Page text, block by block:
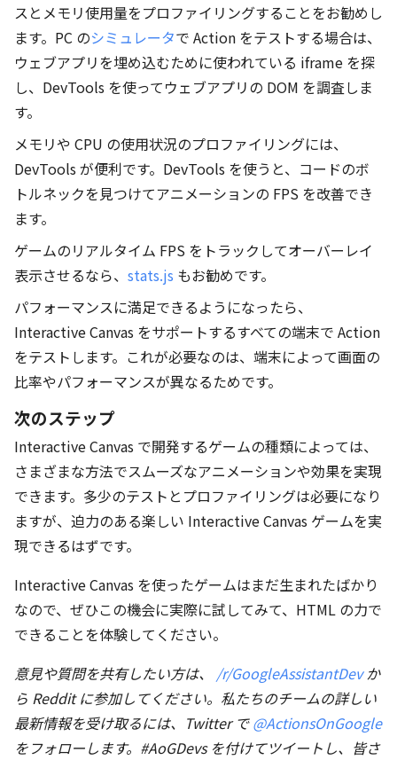
スとメモリ使用量をプロファイリングすることをお勧めし
ます。PC のシミュレータで Action をテストする場合は、
ウェブアプリを埋め込むために使われている iframe を探
し、DevTools を使ってウェブアプリの DOM を調査しま
す。
メモリや CPU の使用状況のプロファイリングには、
DevTools が便利です。DevTools を使うと、コードのボ
トルネックを見つけてアニメーションの FPS を改善でき
ます。
ゲームのリアルタイム FPS をトラックしてオーバーレイ
表示させるなら、 stats.js もお勧めです。
パフォーマンスに満足できるようになったら、
Interactive Canvas をサポートするすべての端末で Action
をテストします。これが必要なのは、端末によって画面の
比率やパフォーマンスが異なるためです。
次のステップ
Interactive Canvas で開発するゲームの種類によっては、
さまざまな方法でスムーズなアニメーションや効果を実現
できます。多少のテストとプロファイリングは必要になり
ますが、迫力のある楽しい Interactive Canvas ゲームを実
現できるはずです。
Interactive Canvas を使ったゲームはまだ生まれたばかり
なので、ぜひこの機会に実際に試してみて、HTML の力で
できることを体験してください。
意見や質問を共有したい方は、 /r/GoogleAssistantDevか
ら Reddit に参加してください。私たちのチームの詳しい
最新情報を受け取るには、Twitter で@ActionsOnGoogle
をフォローします。#AoGDevs を付けてツイートし、皆さ